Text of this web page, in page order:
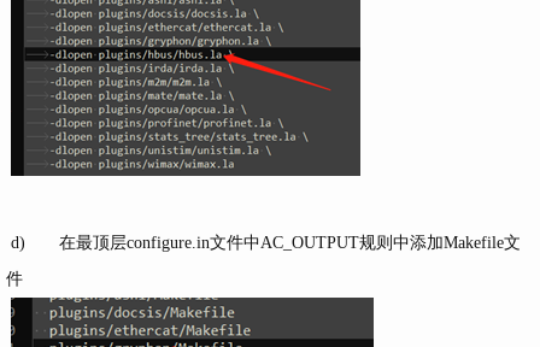
d) 在最顶层configure.in文件中AC_OUTPUT规则中添加Makefile文
件